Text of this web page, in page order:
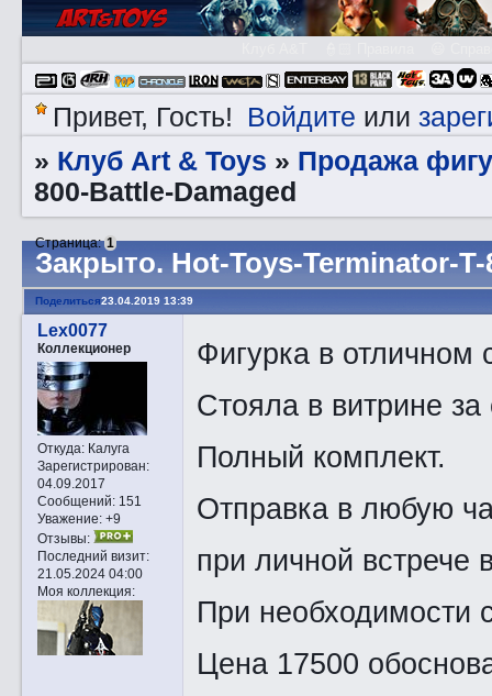
Привет, Гость! Войдите или
» Клуб Art & Toys » Продажа
800-Battle-Damaged
Закрытo. Hot-Toys-Terminator-
Страница:1
Поделиться23.04.2019 13:39
Lex0077
Коллекционер
Откуда:Калуга
Зарегистрирован:
04.09.2017
Сообщений:151
Уважение: +9
Отзывы:
Последний визит:
21.05.2024 04:00
Моя коллекция:
Фигурка в отличном
Стояла в витрине за
Полный комплект.
Отправка в любую
при личной встрече
При
Цена 17500